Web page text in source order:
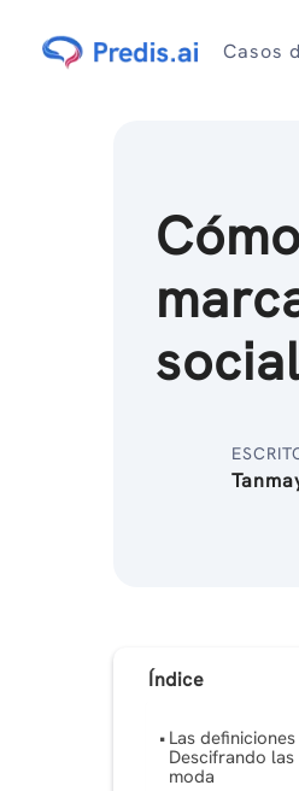
contenido
Casos
Índice
Las
Descifrando
moda